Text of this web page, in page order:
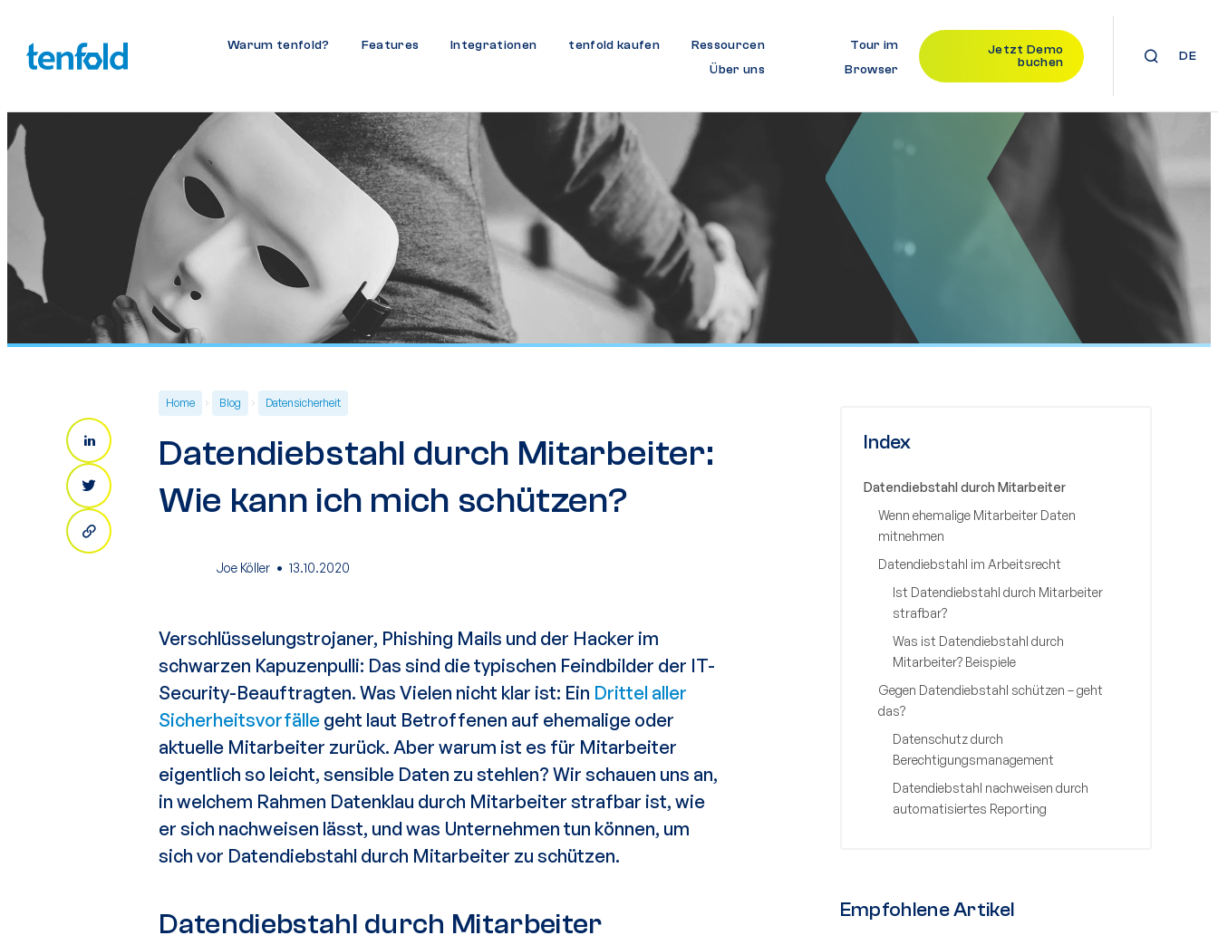
Warum tenfold? Features Integrationen tenfold kaufen
Ressourcen
Über uns
Tour im
Browser
Jetzt Demo
buchen
DE
Home Blog Datensicherheit
Datendiebstahl durch Mitarbeiter:
Wie kann ich mich schützen?
Joe Köller · 13.10.2020
Verschlüsselungstrojaner, Phishing Mails und der Hacker im
schwarzen Kapuzenpulli: Das sind die typischen Feindbilder der IT-
Security-Beauftragten. Was Vielen nicht klar ist: Ein Drittel aller
Sicherheitsvorfälle geht laut Betroffenen auf ehemalige oder
aktuelle Mitarbeiter zurück. Aber warum ist es für Mitarbeiter
eigentlich so leicht, sensible Daten zu stehlen? Wir schauen uns an,
in welchem Rahmen Datenklau durch Mitarbeiter strafbar ist, wie
er sich nachweisen lässt, undwas Unternehmen tun können, um
sich vor Datendiebstahl durch Mitarbeiter zuschützen.
Datendiebstahl durch Mitarbeiter
Index
Datendiebstahl durch Mitarbeiter
Wenn ehemalige Mitarbeiter Daten
mitnehmen
Datendiebstahl im Arbeitsrecht
Ist Datendiebstahl durch Mitarbeiter
strafbar?
Was ist Datendiebstahl durch
Mitarbeiter? Beispiele
Gegen Datendiebstahl schützen – geht
das?
Datenschutz durch
Berechtigungsmanagement
Datendiebstahl nachweisen durch
automatisiertes Reporting
Empfohlene Artikel